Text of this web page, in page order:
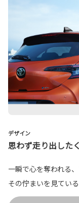
デザイン
思わず走り出した
一瞬で心を奪われる
その佇まいを見てい